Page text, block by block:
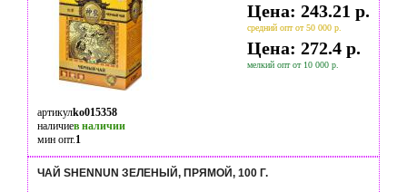
Цена: 243.21 р.
средний опт от 50 000 р.
Цена: 272.4 р.
мелкий опт от 10 000 р.
артикулko015358
наличиев наличии
мин опт.1
ЧАЙ SHENNUN ЗЕЛЕНЫЙ, ПРЯМОЙ, 100 Г.